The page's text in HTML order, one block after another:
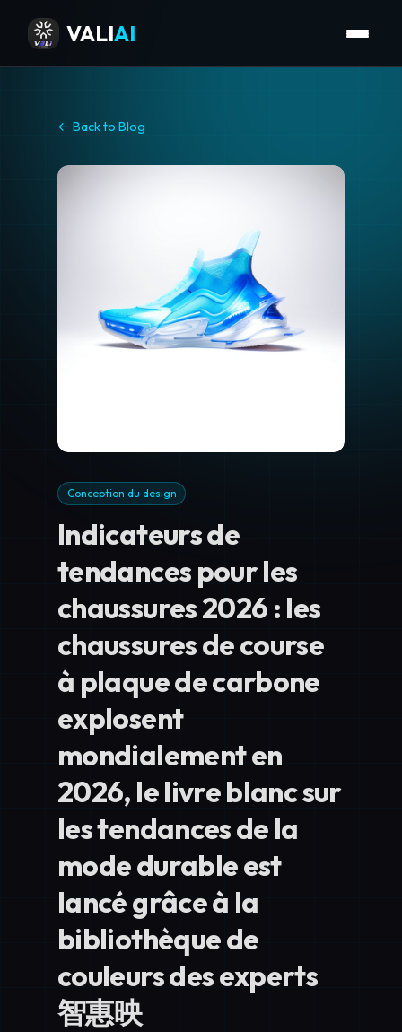
VALIAI
← Back to Blog
Conception du design
Indicateurs de
tendances pour les
chaussures 2026 : les
chaussures de course
à plaque de carbone
explosent
mondialement en
2026, le livre blanc sur
les tendances de la
mode durable est
lancé grâce à la
bibliothèque de
couleurs des experts
智惠映